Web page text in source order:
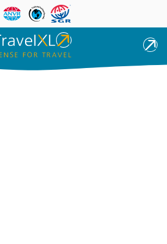
Overslaan en naar de inhoud